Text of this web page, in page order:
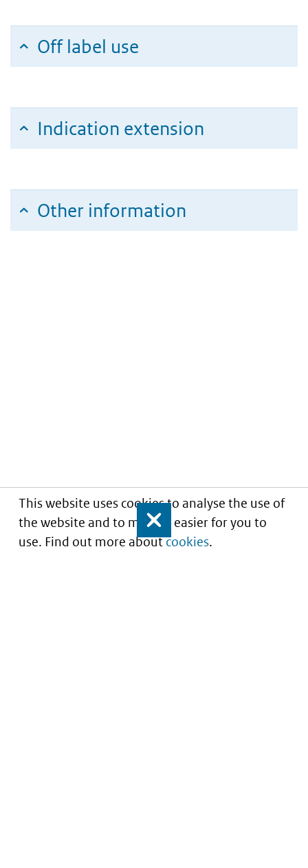
This website uses cookies to analyse the use of
the website and to make it easier for you to
use. Find out more aboutcookies.
Close
Off label use
Indication extension
Other information